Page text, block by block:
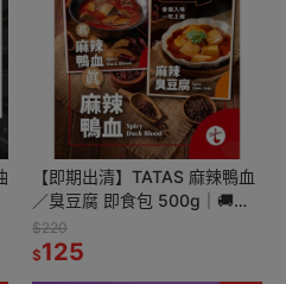
【即期出清】TATAS 麻辣鴨血
／臭豆腐 即食包 500g｜🚚店
取含運｜限量出清・售完即止
$220
$125